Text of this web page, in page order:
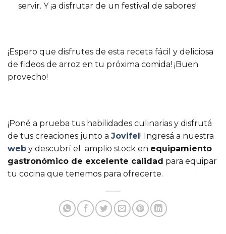
servir. Y ¡a disfrutar de un festival de sabores!
¡Espero que disfrutes de esta receta fácil y deliciosa
de fideos de arroz en tu próxima comida! ¡Buen
provecho!
¡Poné a prueba tus habilidades culinarias y disfrutá
de tus creaciones junto a Jovifel! Ingresá a nuestra
web y descubrí el amplio stock en equipamiento
gastronómico de excelente calidad para equipar
tu cocina que tenemos para ofrecerte.